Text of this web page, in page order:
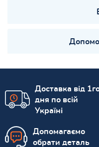
Доставка від
дня по всій
Україні
Допомагаємо
обрати деталь